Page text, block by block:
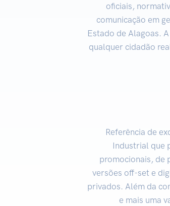
oficiais,
comunicação em
Estado de Alagoas.
qualquer cidadão
Referência de
Industrial que
promocionais, de
versões off-set e
privados. Além da
e mais uma